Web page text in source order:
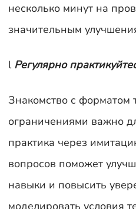
несколько минут на
значительным
l Регулярно
Знакомство с форматом
ограничениями важно
практика через
вопросов поможет
навыки и повысить
моделировать условия